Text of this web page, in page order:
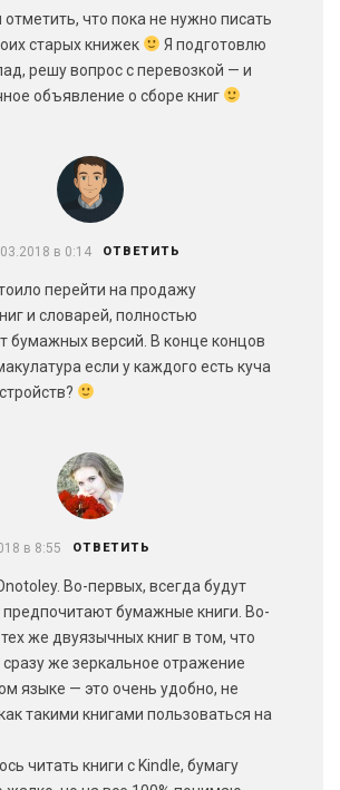
отметить, что пока не нужно писать
старых книжек
Я подготовлю
решу вопрос с перевозкой — и
объявление о сборе книг
в 0:14 ОТВЕТИТЬ
перейти на продажу
и словарей, полностью
бумажных версий. В конце концов
если у каждого есть куча
в 8:55 ОТВЕТИТЬ
Во-первых, всегда будут
бумажные книги. Во-
же двуязычных книг в том, что
же зеркальное отражение
языке — это очень удобно, не
такими книгами пользоваться на
читать книги с Kindle, бумагу